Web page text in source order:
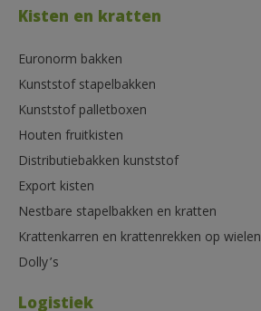
Kisten en kratten
Euronorm bakken
Kunststof stapelbakken
Kunststof palletboxen
Houten fruitkisten
Distributiebakken kunststof
Export kisten
Nestbare stapelbakken en kratten
Krattenkarren en krattenrekken op wielen
Dolly’s
Logistiek